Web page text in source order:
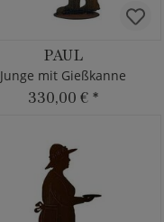
PAUL
Junge mit Gießkanne
330,00 € *